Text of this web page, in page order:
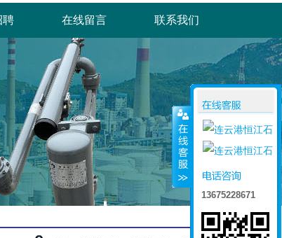
聘 在线留言 联系我们
13675228671